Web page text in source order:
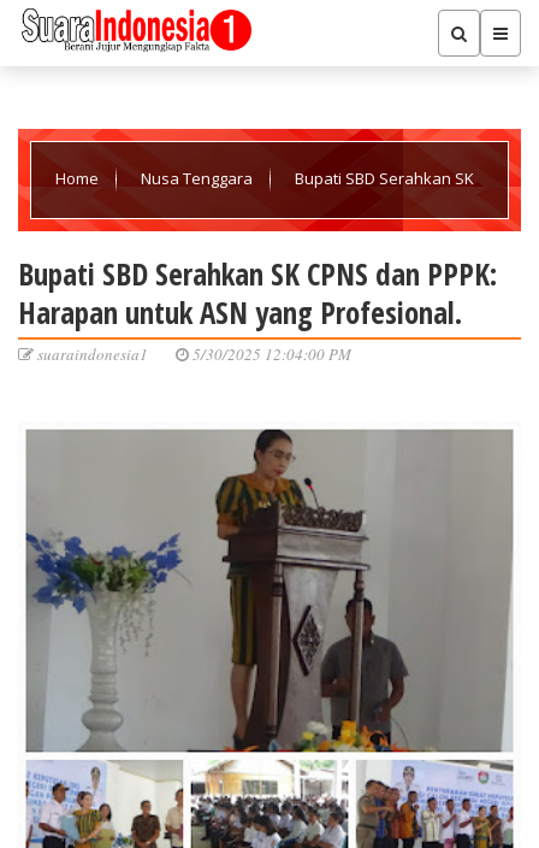
Home Nusa Tenggara Bupati SBD Serahkan SK
Bupati SBD Serahkan SK CPNS dan PPPK:
Harapan untuk ASN yang Profesional.
suaraindonesia1 5/30/2025 12:04:00 PM